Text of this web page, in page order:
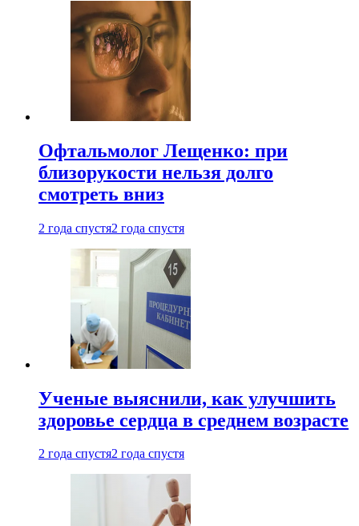
Офтальмолог Лещенко: при
близорукости нельзя долго
смотреть вниз
2 года спустя2 года спустя
Ученые выяснили, как улучшить
здоровье сердца в среднем возрасте
2 года спустя2 года спустя